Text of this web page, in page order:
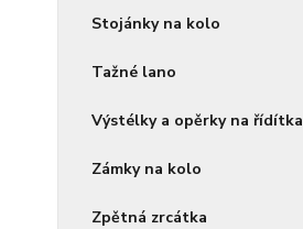
Stojánky na kolo
Tažné lano
Výstélky a opěrky na řídítka
Zámky na kolo
Zpětná zrcátka